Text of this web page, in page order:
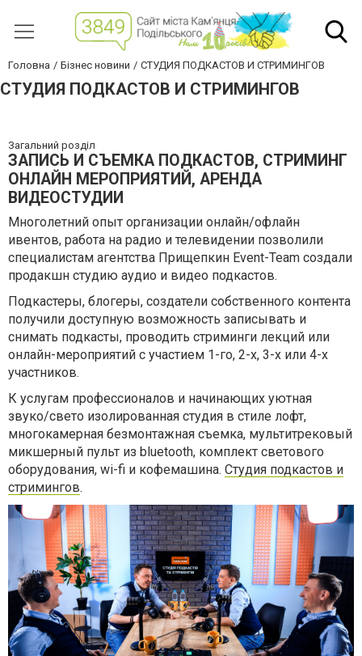
Головна Бізнес новини СТУДИЯ ПОДКАСТОВ И СТРИМИНГОВ
СТУДИЯ ПОДКАСТОВ И СТРИМИНГОВ
Загальний розділ
ЗАПИСЬ И СЪЕМКА ПОДКАСТОВ, СТРИМИНГ
ОНЛАЙН МЕРОПРИЯТИЙ, АРЕНДА
ВИДЕОСТУДИИ
Многолетний опыт организации онлайн/офлайн
ивентов, работа на радио и телевидении позволили
специалистам агентства Прищепкин Event-Team создали
продакшн студию аудио и видео подкастов.
Подкастеры, блогеры, создатели собственного контента
получили доступную возможность записывать и
снимать подкасты, проводить стриминги лекций или
онлайн-мероприятий с участием 1-го, 2-х, 3-х или 4-х
участников.
К услугам профессионалов и начинающих уютная
звуко/свето изолированная студия в стиле лофт,
многокамерная безмонтажная съемка, мультитрековый
микшерный пульт из bluetooth, комплект светового
оборудования, wi-fi и кофемашина. Студия подкастов и
стримингов.